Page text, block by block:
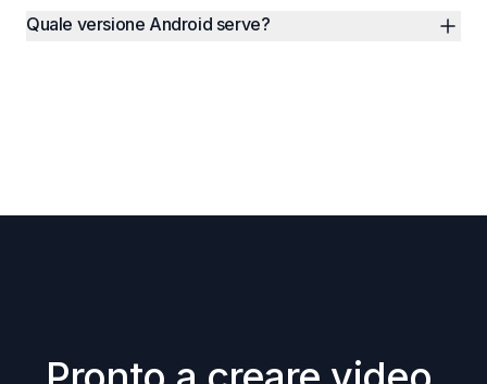
Quale versione Android serve?